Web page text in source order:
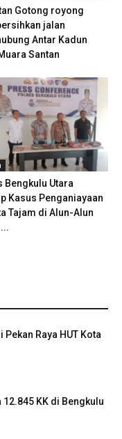
Gotong royong
jalan
Antar Kadun
Santan
Bengkulu Utara
Kasus Penganiayaan
Tajam di Alun-Alun
Pekan Raya HUT Kota
12.845 KK di Bengkulu